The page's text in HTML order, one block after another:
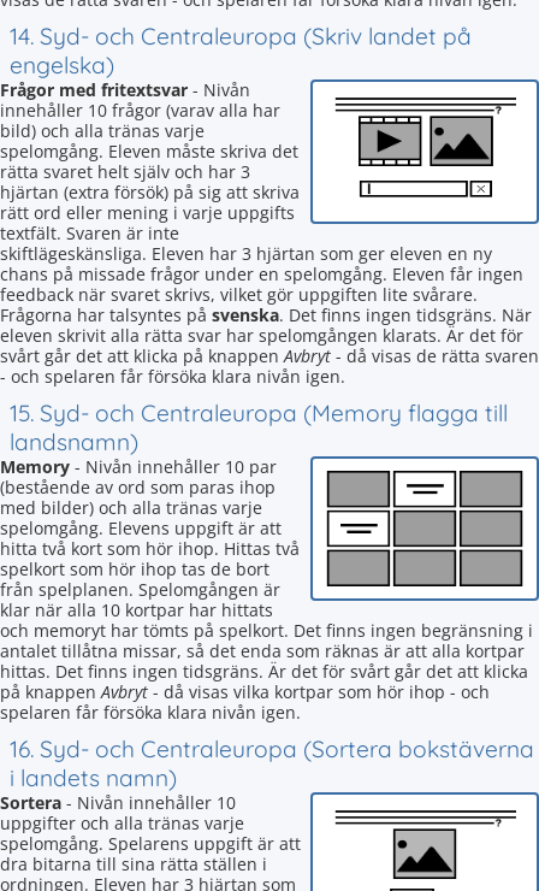
14. Syd- och Centraleuropa (Skriv landet på
engelska)
Frågor med fritextsvar - Nivån
innehåller 10 frågor (varav alla har
bild) och alla tränas varje
spelomgång. Eleven måste skriva det
rätta svaret helt själv och har 3
hjärtan (extra försök) på sig att skriva
rätt ord eller mening i varje uppgifts
textfält. Svaren är inte
skiftlägeskänsliga. Eleven har 3 hjärtan som ger eleven en ny
chans på missade frågor under en spelomgång. Eleven får ingen
feedback när svaret skrivs, vilket gör uppgiften lite svårare.
Frågorna har talsyntes på svenska. Det finns ingen tidsgräns. När
eleven skrivit alla rätta svar har spelomgången klarats. Är det för
svårt går det att klicka på knappenAvbryt - då visas de rätta svaren
- och spelaren får försöka klara nivån igen.
15. Syd- och Centraleuropa (Memory flagga till
landsnamn)
Memory - Nivån innehåller 10 par
(bestående av ord som paras ihop
med bilder) och alla tränas varje
spelomgång. Elevens uppgift är att
hitta två kort som hör ihop. Hittas två
spelkort som hör ihop tas de bort
från spelplanen. Spelomgången är
klar när alla 10 kortpar har hittats
och memoryt har tömts på spelkort. Det finns ingen begränsning i
antalet tillåtna missar, så det enda som räknas är att alla kortpar
hittas. Det finns ingen tidsgräns. Är det för svårt går det att klicka
på knappenAvbryt - då visas vilka kortpar som hör ihop - och
spelaren får försöka klara nivån igen.
16. Syd- och Centraleuropa (Sortera bokstäverna
i landets namn)
Sortera - Nivån innehåller 10
uppgifter och alla tränas varje
spelomgång. Spelarens uppgift är att
dra bitarna till sina rätta ställen i
ordningen. Eleven har 3 hjärtan som